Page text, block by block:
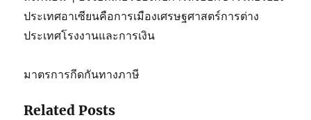
ประเทศอาเซียนคือการเมืองเศรษฐศาสตร์การต่าง
ประเทศโรงงานและการเงิน
มาตรการกีดกันทางภาษี
Related Posts